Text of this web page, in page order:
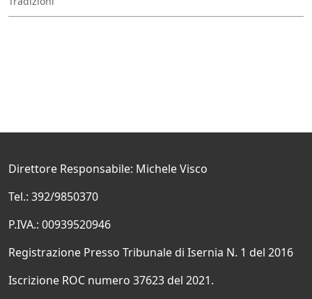
Direttore Responsabile: Michele Visco
Tel.: 392/9850370
P.IVA.: 00939520946
Registrazione Presso Tribunale di Isernia N. 1 del 2016
Iscrizione ROC numero 37623 del 2021.